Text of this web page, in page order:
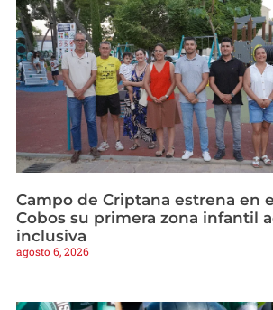
Campo de Criptana estrena en
Cobos su primera zona infantil
inclusiva
agosto 6, 2026